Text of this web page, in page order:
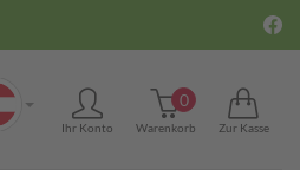
Ihr Konto Warenkorb
0
Zur Kasse